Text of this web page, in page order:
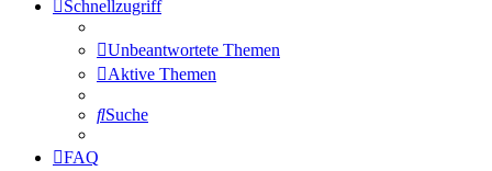
Schnellzugriff
Unbeantwortete Themen
Aktive Themen
Suche
FAQ